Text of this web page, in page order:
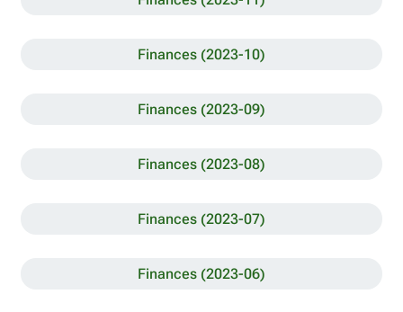
Finances (2023-10)
Finances (2023-09)
Finances (2023-08)
Finances (2023-07)
Finances (2023-06)